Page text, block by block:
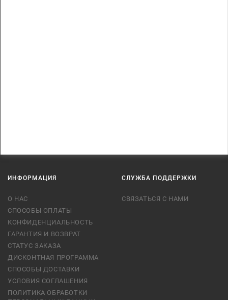
ИНФОРМАЦИЯ
О НАС
СПОСОБЫ ОПЛАТЫ
КОНФИДЕНЦИАЛЬНОСТЬ
ГАРАНТИЯ И ВОЗВРАТ
СТАТУС ЗАКАЗА
ДИСКОНТНАЯ ПРОГРАММА
СПОСОБЫ ДОСТАВКИ
УСЛОВИЯ СОГЛАШЕНИЯ
ПОЛИТИКА ОБРАБОТКИ
СЛУЖБА ПОДДЕРЖКИ
СВЯЗАТЬСЯ С НАМИ